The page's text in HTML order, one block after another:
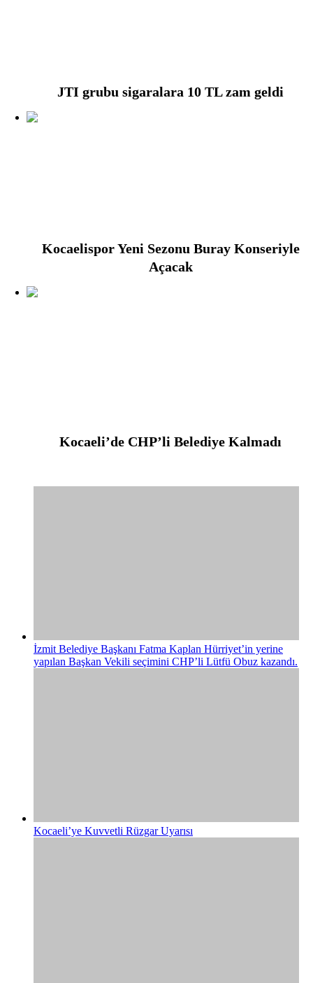
JTI grubu sigaralara 10 TL zam geldi
Kocaelispor Yeni Sezonu Buray Konseriyle
Açacak
Kocaeli’de CHP’li Belediye Kalmadı
İzmit Belediye Başkanı Fatma Kaplan Hürriyet’in yerine
yapılan Başkan Vekili seçimini CHP’li Lütfü Obuz kazandı.
Kocaeli’ye Kuvvetli Rüzgar Uyarısı